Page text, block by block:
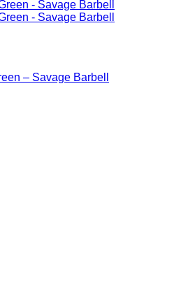
– Savage Barbell